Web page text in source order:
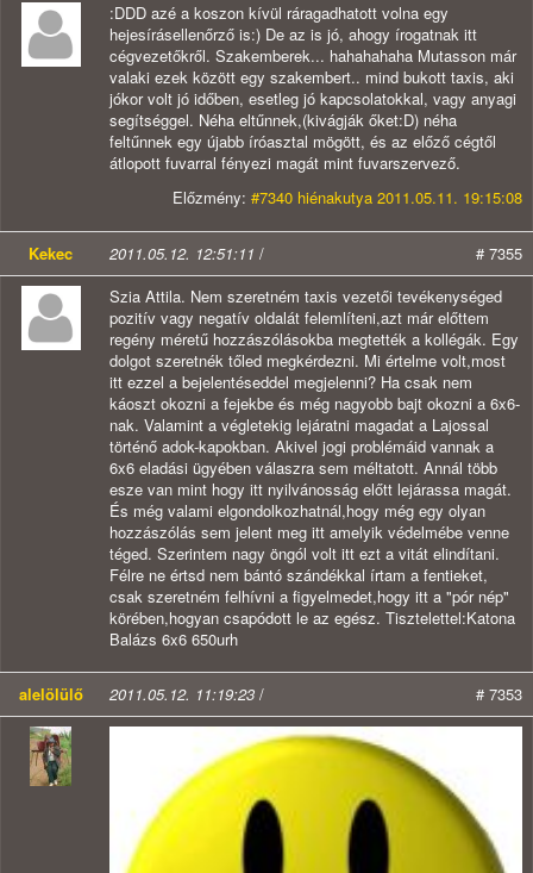
:DDD azé a koszon kívül ráragadhatott volna egy
hejesírásellenőrző is:) De az is jó, ahogy írogatnak itt
cégvezetőkről. Szakemberek... hahahahaha Mutasson már
valaki ezek között egy szakembert.. mind bukott taxis, aki
jókor volt jó időben, esetleg jó kapcsolatokkal, vagy anyagi
segítséggel. Néha eltűnnek,(kivágják őket:D) néha
feltűnnek egy újabb íróasztal mögött, és az előző cégtől
átlopott fuvarral fényezi magát mint fuvarszervező.
Előzmény: #7340 hiénakutya 2011.05.11. 19:15:08
Kekec 2011.05.12. 12:51:11 /
# 7355
Szia Attila. Nem szeretném taxis vezetői tevékenységed
pozitív vagy negatív oldalát felemlíteni,azt már előttem
regény méretű hozzászólásokba megtették a kollégák. Egy
dolgot szeretnék tőled megkérdezni. Mi értelme volt,most
itt ezzel a bejelentéseddel megjelenni? Ha csak nem
káoszt okozni a fejekbe és még nagyobb bajt okozni a 6x6-
nak. Valamint a végletekig lejáratni magadat a Lajossal
történő adok-kapokban. Akivel jogi problémáid vannak a
6x6 eladási ügyében válaszra sem méltatott. Annál több
esze van mint hogy itt nyilvánosság előtt lejárassa magát.
És még valami elgondolkozhatnál,hogy még egy olyan
hozzászólás sem jelent meg itt amelyik védelmébe venne
téged. Szerintem nagy öngól volt itt ezt a vitát elindítani.
Félre ne értsd nem bántó szándékkal írtam a fentieket,
csak szeretném felhívni a figyelmedet,hogy itt a "pór nép"
körében,hogyan csapódott le az egész. Tisztelettel:Katona
Balázs 6x6 650urh
alelölülő 2011.05.12. 11:19:23 / # 7353